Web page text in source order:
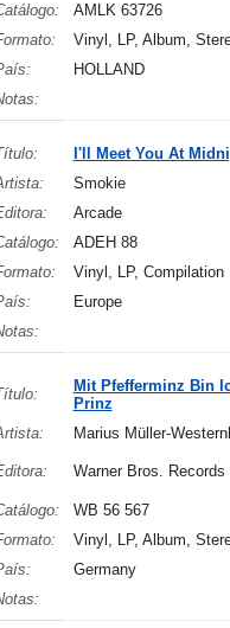
AMLK 63726
Vinyl, LP, Album,
HOLLAND
I'll Meet You At
Smokie
Arcade
ADEH 88
Vinyl, LP, Compilation
Europe
Mit Pfefferminz Bin
Prinz
Marius Müller-
Warner Bros. Records
WB 56 567
Vinyl, LP, Album,
Germany